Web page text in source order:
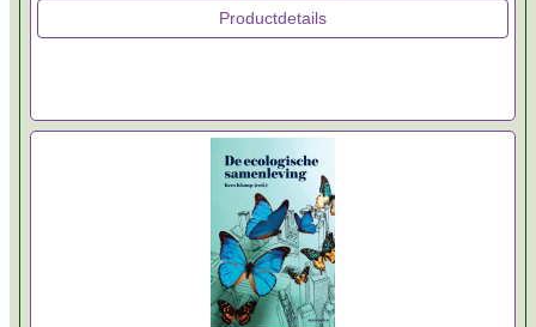
Productdetails